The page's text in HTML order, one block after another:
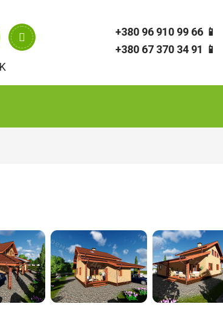
📱 66 99 910 96 380+
📱 91 34 370 67 380+